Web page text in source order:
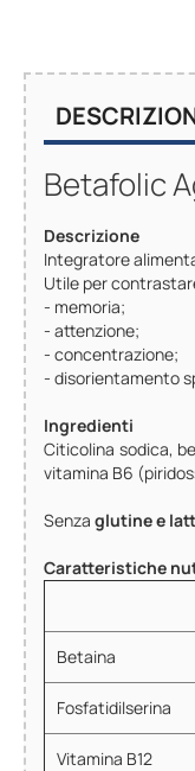
Betafolic
Descrizione
Integratore
Utile per
- memoria;
- attenzione;
- concentrazione;
- disorientamento
Ingredienti
Citicolina sodica,
vitamina B6
Senza glutine e
Caratteristiche
Betaina
Fosfatidilserina
Vitamina B12